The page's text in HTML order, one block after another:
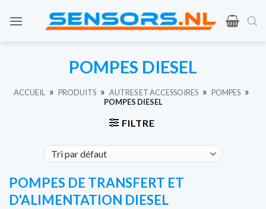
POMPES DIESEL
ACCUEIL » PRODUITS » AUTRES ET ACCESSOIRES » POMPES »
POMPES DIESEL
FILTRE
POMPES DE TRANSFERT ET
D'ALIMENTATION DIESEL